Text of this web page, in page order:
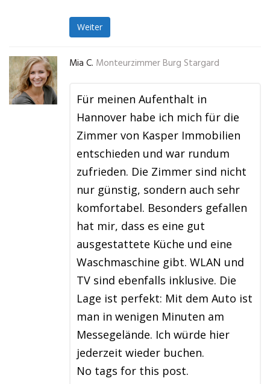
Weiter
Mia C. Monteurzimmer Burg Stargard
Für meinen Aufenthalt in
Hannover habe ich mich für die
Zimmer von Kasper Immobilien
entschieden und war rundum
zufrieden. Die Zimmer sind nicht
nur günstig, sondern auch sehr
komfortabel. Besonders gefallen
hat mir, dass es eine gut
ausgestattete Küche und eine
Waschmaschine gibt. WLAN und
TV sind ebenfalls inklusive. Die
Lage ist perfekt: Mit dem Auto ist
man in wenigen Minuten am
Messegelände. Ich würde hier
jederzeit wieder buchen.
No tags for this post.